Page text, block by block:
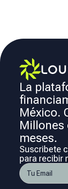
La
México.
Millones
meses.
Suscribete
para recibir